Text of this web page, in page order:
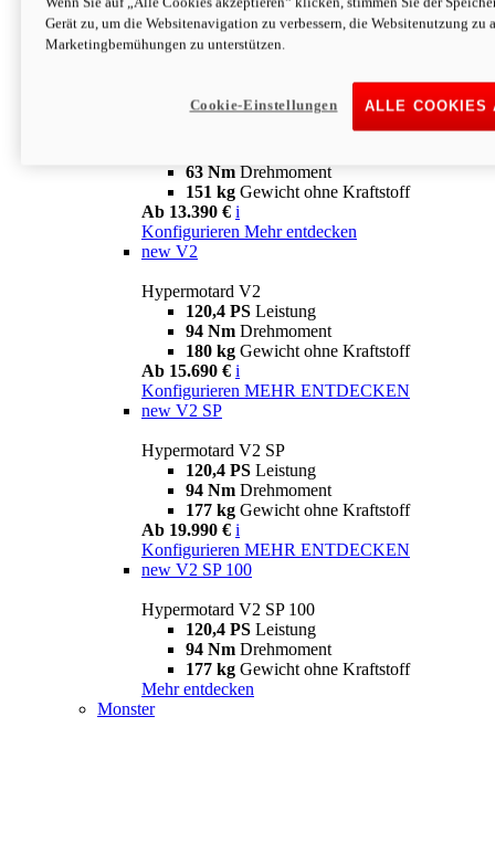
63 NmDrehmoment
151 kgGewicht ohne Kraftstoff
Ab 13.890 € i
63 Nm Drehmoment
151 kg Gewicht ohne Kraftstoff
Ab 13.390 € i
Konfigurieren Mehr entdecken
new V2
Hypermotard V2
120,4 PS Leistung
94 Nm Drehmoment
180 kg Gewicht ohne Kraftstoff
Ab 15.690 € i
Konfigurieren MEHR ENTDECKEN
new V2 SP
Hypermotard V2 SP
120,4 PS Leistung
94 Nm Drehmoment
177 kg Gewicht ohne Kraftstoff
Ab 19.990 € i
Konfigurieren MEHR ENTDECKEN
new V2 SP 100
Hypermotard V2 SP 100
120,4 PS Leistung
94 Nm Drehmoment
177 kg Gewicht ohne Kraftstoff
Mehr entdecken
Monster
Gerät zu, um die Websitenavigation zu verbessern, die Websitenutzung zu
Marketingbemühungen zu unterstützen.
ALLE COOKIES
Cookie-Einstellungen